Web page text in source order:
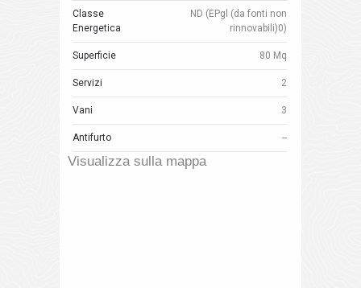
Classe
Energetica
ND (EPgl (da fonti non
rinnovabili)0)
Superficie 80 Mq
Servizi 2
Vani 3
Antifurto --
Visualizza sulla mappa